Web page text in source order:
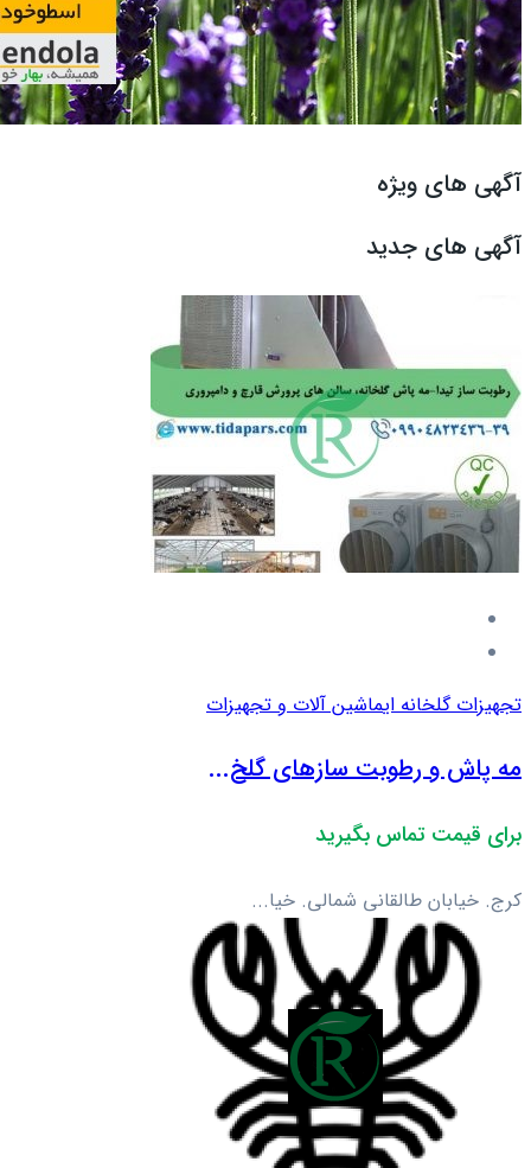
آگهی های ویژه
آگهی های جدید
تجهیزات گلخانه ایماشین آلات و تجهیزات
مه پاش و رطوبت سازهای گلخ...
برای قیمت تماس بگیرید
کرج. خیابان طالقانی شمالی. خیا...